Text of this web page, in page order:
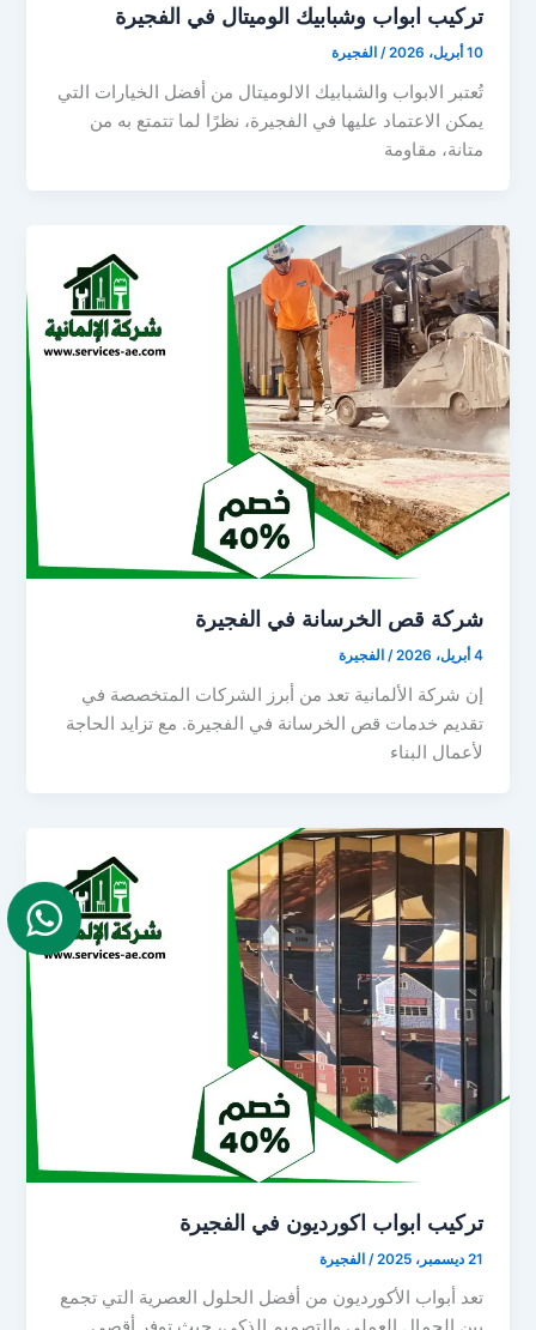
تركيب ابواب وشبابيك الوميتال في الفجيرة
10 أبريل، 2026 /الفجيرة
تُعتبر الابواب والشبابيك الالوميتال من أفضل الخيارات التي
يمكن الاعتماد عليها في الفجيرة، نظرًا لما تتمتع به من
متانة، مقاومة
شركة قص الخرسانة في الفجيرة
4 أبريل، 2026 / الفجيرة
إن شركة الألمانية تعد من أبرز الشركات المتخصصة في
تقديم خدمات قص الخرسانة في الفجيرة. مع تزايد الحاجة
لأعمال البناء
تركيب ابواب اكورديون في الفجيرة
21 ديسمبر، 2025 /الفجيرة
تعد أبواب الأكورديون من أفضل الحلول العصرية التي تجمع